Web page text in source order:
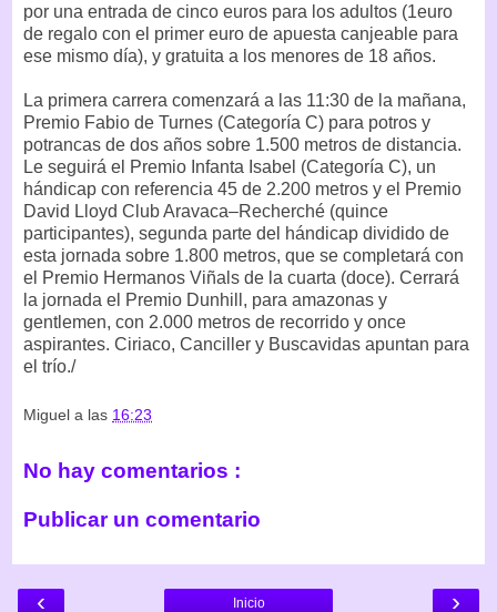
por una entrada de cinco euros para los adultos (1euro
de regalo con el primer euro de apuesta canjeable para
ese mismo día), y gratuita a los menores de 18 años.
La primera carrera comenzará a las 11:30 de la mañana,
Premio Fabio de Turnes (Categoría C) para potros y
potrancas de dos años sobre 1.500 metros de distancia.
Le seguirá el Premio Infanta Isabel (Categoría C), un
hándicap con referencia 45 de 2.200 metros y el Premio
David Lloyd Club Aravaca–Recherché (quince
participantes), segunda parte del hándicap dividido de
esta jornada sobre 1.800 metros, que se completará con
el Premio Hermanos Viñals de la cuarta (doce). Cerrará
la jornada el Premio Dunhill, para amazonas y
gentlemen, con 2.000 metros de recorrido y once
aspirantes. Ciriaco, Canciller y Buscavidas apuntan para
el trío./
Miguel a las 16:23
No hay comentarios :
Publicar un comentario
‹ ›
Inicio